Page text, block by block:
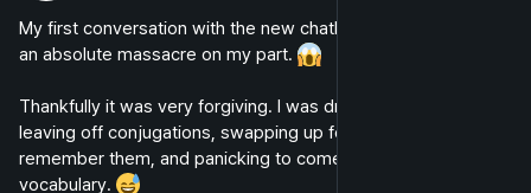
My first conversation with the new chatbot in Memrise was
an absolute massacre on my part.
Thankfully it was very forgiving. I was dropping participles,
leaving off conjugations, swapping up formality when I did
remember them, and panicking to come up with any
vocabulary.